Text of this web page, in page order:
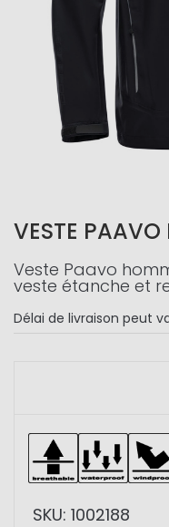
VESTE
Veste Paavo
veste étanche et
Délai de livraison peut
SKU: 1002188